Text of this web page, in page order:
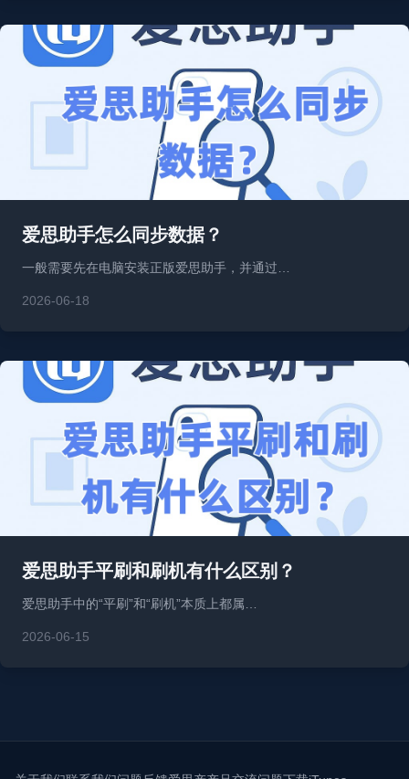
爱思助手怎么同步数据？
一般需要先在电脑安装正版爱思助手，并通过…
2026-06-18
爱思助手平刷和刷机有什么区别？
爱思助手中的“平刷”和“刷机”本质上都属…
2026-06-15